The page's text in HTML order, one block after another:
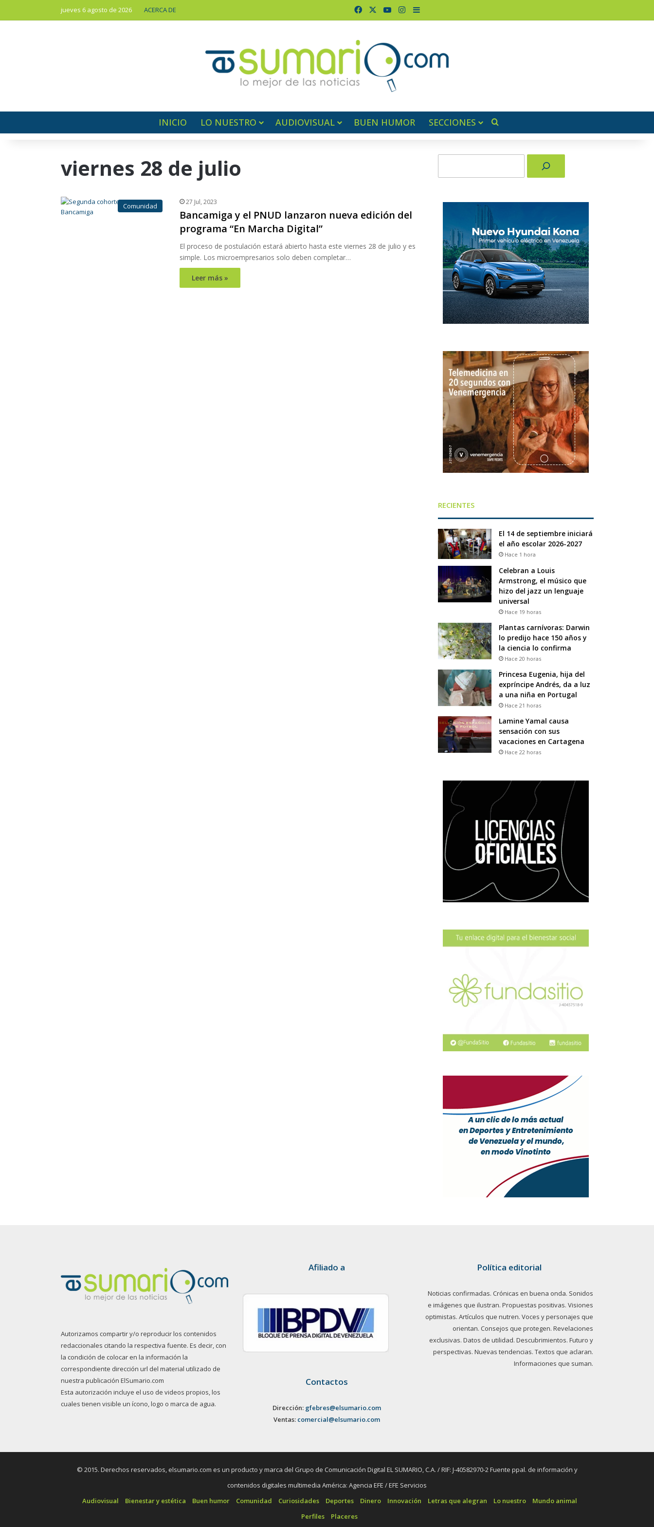
jueves 6 agosto de 2026 ACERCA DE FacebookYouTubeInstagram
Barra lateral
INICIO LO NUESTRO AUDIOVISUAL BUEN HUMOR SECCIONES
viernes 28 de julio
Comunidad 27 Jul, 2023
Bancamiga y el PNUD lanzaron nueva edición del
programa “En Marcha Digital”
El proceso de postulación estará abierto hasta este viernes 28 de julio y es
simple. Los microempresarios solo deben completar…
Leer más »
RECIENTES
El 14 de septiembre iniciará
el año escolar 2026-2027
Hace 1 hora
Celebran a Louis
Armstrong, el músico que
hizo del jazz un lenguaje
universal
Hace 19 horas
Plantas carnívoras: Darwin
lo predijo hace 150 años y
la ciencia lo confirma
Hace 20 horas
Princesa Eugenia, hija del
expríncipe Andrés, da a luz
a una niña en Portugal
Hace 21 horas
Lamine Yamal causa
sensación con sus
vacaciones en Cartagena
Hace 22 horas
Autorizamos compartir y/o reproducir los contenidos
redaccionales citando la respectiva fuente. Es decir, con
la condición de colocar en la información la
correspondiente dirección url del material utilizado de
nuestra publicación ElSumario.com
Esta autorización incluye el uso de videos propios, los
cuales tienen visible un ícono, logo o marca de agua.
Afiliado a
Contactos
Dirección: gfebres@elsumario.com
Ventas: comercial@elsumario.com
Política editorial
Noticias confirmadas. Crónicas en buena onda. Sonidos
e imágenes que ilustran. Propuestas positivas. Visiones
optimistas. Artículos que nutren. Voces y personajes que
orientan. Consejos que protegen. Revelaciones
exclusivas. Datos de utilidad. Descubrimientos. Futuro y
perspectivas. Nuevas tendencias. Textos que aclaran.
Informaciones que suman.
© 2015. Derechos reservados, elsumario.com es un producto y marca del Grupo de Comunicación Digital EL SUMARIO, C.A. / RIF: J-40582970-2 Fuente ppal. de información y
contenidos digitales multimedia América: Agencia EFE / EFE Servicios
Audiovisual
Bienestar y estética Buen humor Comunidad Curiosidades Deportes Dinero Innovación Letras que alegran Lo nuestro
Mundo animal
Perfiles
Placeres